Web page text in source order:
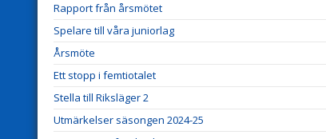
Rapport från årsmötet
Spelare till våra juniorlag
Årsmöte
Ett stopp i femtiotalet
Stella till Riksläger 2
Utmärkelser säsongen 2024-25